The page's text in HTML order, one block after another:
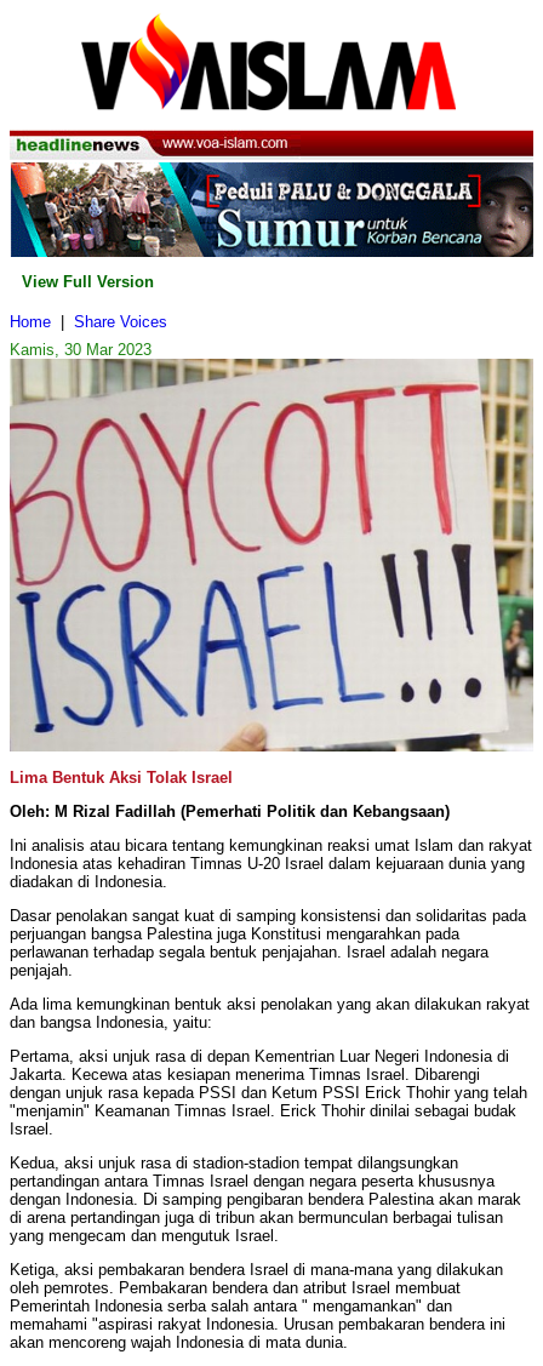
View Full Version
Home
Share Voices
Kamis, 30 Mar 2023
Lima Bentuk Aksi Tolak Israel
Oleh: M Rizal Fadillah (Pemerhati Politik dan Kebangsaan)
Ini analisis atau bicara tentang kemungkinan reaksi umat Islam dan rakyat
Indonesia atas kehadiran Timnas U-20 Israel dalam kejuaraan dunia yang
diadakan di Indonesia.
Dasar penolakan sangat kuat di samping konsistensi dan solidaritas pada
perjuangan bangsa Palestina juga Konstitusi mengarahkan pada
perlawanan terhadap segala bentuk penjajahan. Israel adalah negara
penjajah.
Ada lima kemungkinan bentuk aksi penolakan yang akan dilakukan rakyat
dan bangsa Indonesia, yaitu:
Pertama, aksi unjuk rasa di depan Kementrian Luar Negeri Indonesia di
Jakarta. Kecewa atas kesiapan menerima Timnas Israel. Dibarengi
dengan unjuk rasa kepada PSSI dan Ketum PSSI Erick Thohir yang telah
"menjamin" Keamanan Timnas Israel. Erick Thohir dinilai sebagai budak
Israel.
Kedua, aksi unjuk rasa di stadion-stadion tempat dilangsungkan
pertandingan antara Timnas Israel dengan negara peserta khususnya
dengan Indonesia. Di samping pengibaran bendera Palestina akan marak
di arena pertandingan juga di tribun akan bermunculan berbagai tulisan
yang mengecam dan mengutuk Israel.
Ketiga, aksi pembakaran bendera Israel di mana-mana yang dilakukan
oleh pemrotes. Pembakaran bendera dan atribut Israel membuat
Pemerintah Indonesia serba salah antara " mengamankan" dan
memahami "aspirasi rakyat Indonesia. Urusan pembakaran bendera ini
akan mencoreng wajah Indonesia di mata dunia.